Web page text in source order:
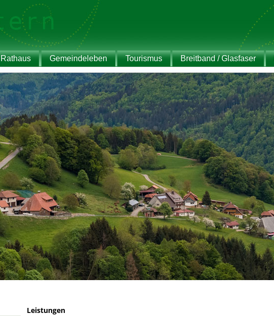
Rathaus Gemeindeleben Tourismus Breitband / Glasfaser
Leistungen